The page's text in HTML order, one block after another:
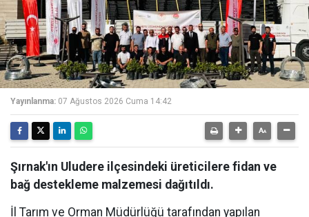
Yayınlanma: 07 Ağustos 2026 Cuma 14:42
Şırnak'ın Uludere ilçesindeki üreticilere fidan ve
bağ destekleme malzemesi dağıtıldı.
İl Tarım ve Orman Müdürlüğü tarafından yapılan